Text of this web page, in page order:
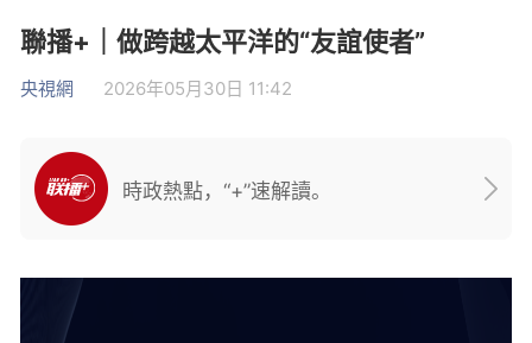
聯播+｜做跨越太平洋的“友誼使者”
央視網 2026年05月30日 11:42
時政熱點，“+”速解讀。